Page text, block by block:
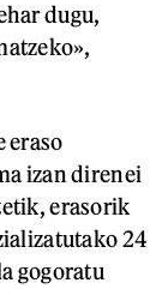
dugu,
eraso
izan direnei
erasorik
24
gogoratu